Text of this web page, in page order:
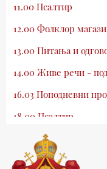
11.00 Псалтир
12.00 Фолклор
13.00 Питања и
14.00 Живе речи -
16.03 Поподневни
18.00 Псалтир
19.03 Млади у Цркви
19.30 Вечерње молитве